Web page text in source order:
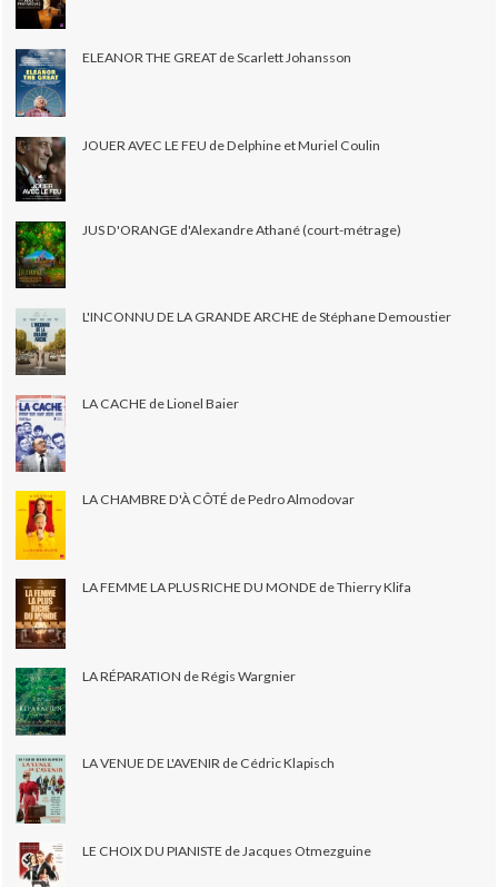
ELEANOR THE GREAT de Scarlett Johansson
JOUER AVEC LE FEU de Delphine et Muriel Coulin
JUS D'ORANGE d'Alexandre Athané (court-métrage)
L'INCONNU DE LA GRANDE ARCHE de Stéphane Demoustier
LA CACHE de Lionel Baier
LA CHAMBRE D'À CÔTÉ de Pedro Almodovar
LA FEMME LA PLUS RICHE DU MONDE de Thierry Klifa
LA RÉPARATION de Régis Wargnier
LA VENUE DE L'AVENIR de Cédric Klapisch
LE CHOIX DU PIANISTE de Jacques Otmezguine